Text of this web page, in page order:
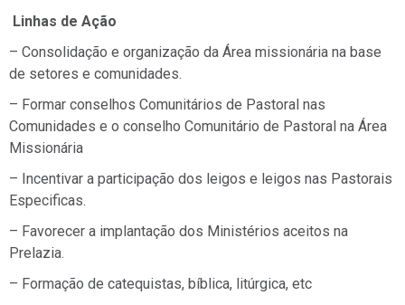
Linhas de Ação
– Consolidação e organização da Área missionária na base
de setores e comunidades.
– Formar conselhos Comunitários de Pastoral nas
Comunidades e o conselho Comunitário de Pastoral na Área
Missionária
– Incentivar a participação dos leigos e leigos nas Pastorais
Especificas.
– Favorecer a implantação dos Ministérios aceitos na
Prelazia.
– Formação de catequistas, bíblica, litúrgica, etc